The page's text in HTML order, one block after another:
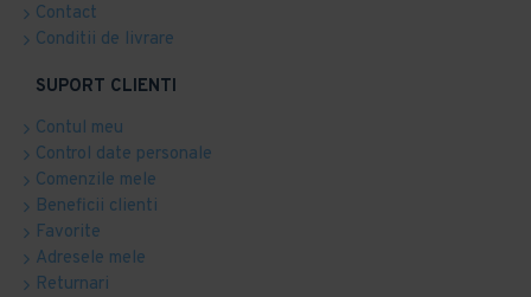
Contact
Conditii de livrare
SUPORT CLIENTI
Contul meu
Control date personale
Comenzile mele
Beneficii clienti
Favorite
Adresele mele
Returnari